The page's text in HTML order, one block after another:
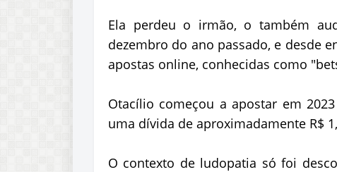
Ela perdeu o irmão, o também
dezembro do ano passado, e desde
apostas online, conhecidas como
Otacílio começou a apostar em
uma dívida de aproximadamente R$
O contexto de ludopatia só foi